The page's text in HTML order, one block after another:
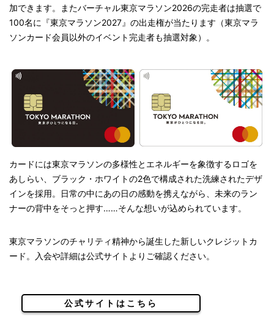
加できます。またバーチャル東京マラソン2026の完走者は抽選で
100名に『東京マラソン2027』の出走権が当たります（東京マラ
ソンカード会員以外のイベント完走者も抽選対象）。
カードには東京マラソンの多様性とエネルギーを象徴するロゴを
あしらい、ブラック・ホワイトの2色で構成された洗練されたデザ
インを採用。日常の中にあの日の感動を携えながら、未来のラン
ナーの背中をそっと押す……そんな想いが込められています。
東京マラソンのチャリティ精神から誕生した新しいクレジットカ
ード。入会や詳細は公式サイトよりご確認ください。
公式サイトはこちら